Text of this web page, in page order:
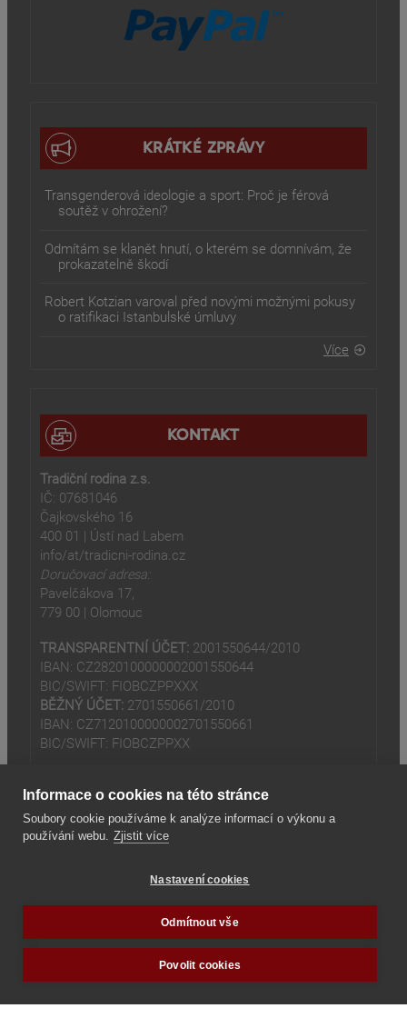
KRÁTKÉ ZPRÁVY
Transgenderová ideologie a sport: Proč je férová
soutěž v ohrožení?
Odmítám se klanět hnutí, o kterém se domnívám, že
prokazatelně škodí
Robert Kotzian varoval před novými možnými pokusy
o ratifikaci Istanbulské úmluvy
Více
KONTAKT
Tradiční rodina z.s.
IČ: 07681046
Čajkovského 16
400 01 | Ústí nad Labem
info/at/tradicni-rodina.cz
Doručovací adresa:
Pavelčákova 17,
779 00 | Olomouc
TRANSPARENTNÍ ÚČET: 2001550644/2010
IBAN: CZ2820100000002001550644
BIC/SWIFT: FIOBCZPPXXX
BĚŽNÝ ÚČET: 2701550661/2010
IBAN: CZ7120100000002701550661
BIC/SWIFT: FIOBCZPPXX
Seznam odkazů
(odkaz je externí)
Informace o cookies na této stránce
Soubory cookie používáme k analýze informací o výkonu a
používání webu. Zjistit více
Nastavení cookies
Odmítnout vše
Povolit cookies